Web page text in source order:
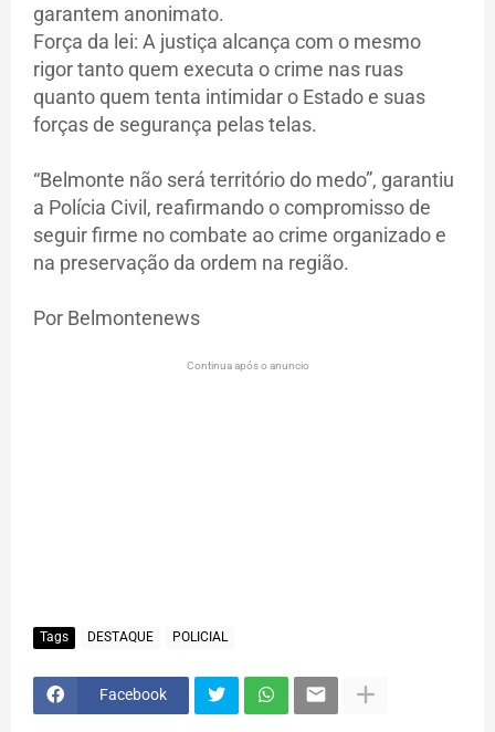
garantem anonimato.
Força da lei: A justiça alcança com o mesmo
rigor tanto quem executa o crime nas ruas
quanto quem tenta intimidar o Estado e suas
forças de segurança pelas telas.
“Belmonte não será território do medo”, garantiu
a Polícia Civil, reafirmando o compromisso de
seguir firme no combate ao crime organizado e
na preservação da ordem na região.
Por Belmontenews
Continua após o anuncio
Tags DESTAQUE POLICIAL
Facebook